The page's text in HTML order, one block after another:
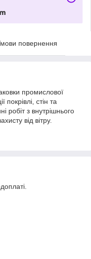
повернення
промислової
покрівлі, стін та
робіт з внутрішнього
від вітру.